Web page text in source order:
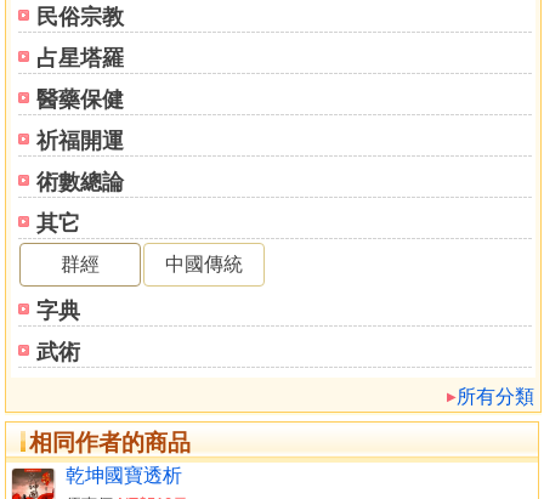
民俗宗教
占星塔羅
醫藥保健
祈福開運
術數總論
其它
群經 中國傳統
字典
武術
所有分類
相同作者的商品
乾坤國寶透析
化氣格的行運 261
化氣格的分類 263
化氣格解說例 266
兩神成象格 279
兩神成象格的意義 279
兩神成象格的分類 280
兩行成象格解說例 283
附錄…雜奇格篇 299
雜奇格說 301
雜奇格一覽表 302
三奇真貴格 306
祿元三會格 312
福德秀氣格 315
天元一氣格 329
兩干不雜格 332
天干順食格 336